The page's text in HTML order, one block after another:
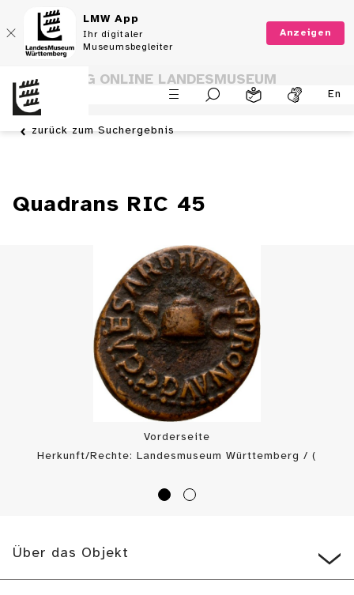
LMW App
Ihr digitaler
Museumsbegleiter
Anzeigen
En
SAMMLUNG ONLINE LANDESMUSEUM
WÜRTTEMBERG
zurück zum Suchergebnis
Quadrans RIC 45
Vorderseite
Herkunft/Rechte: Landesmuseum Württemberg / (
Über das Objekt